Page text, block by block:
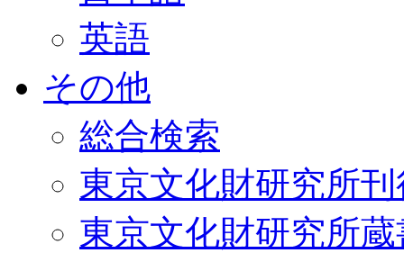
英語
その他
総合検索
東京文化財研究所
東京文化財研究所